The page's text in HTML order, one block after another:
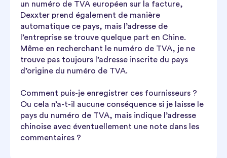
un numéro de TVA européen sur la facture,
Dexxter prend également de manière
automatique ce pays, mais l’adresse de
l’entreprise se trouve quelque part en Chine.
Même en recherchant le numéro de TVA, je ne
trouve pas toujours l’adresse inscrite du pays
d’origine du numéro de TVA.
Comment puis-je enregistrer ces fournisseurs ?
Ou cela n’a-t-il aucune conséquence si je laisse le
pays du numéro de TVA, mais indique l’adresse
chinoise avec éventuellement une note dans les
commentaires ?